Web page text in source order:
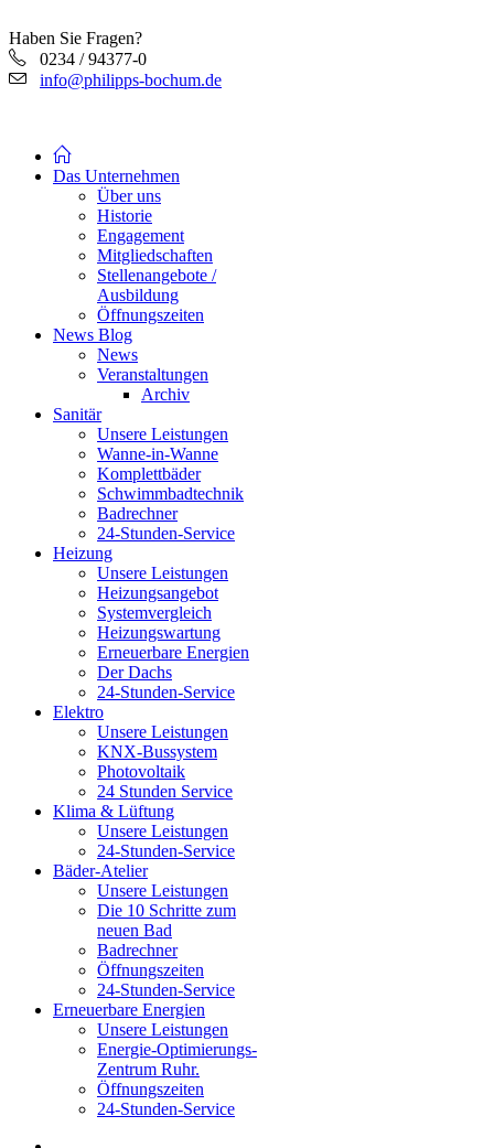
Haben Sie Fragen?
0234 / 94377-0
info@philipps-bochum.de
Das Unternehmen
Über uns
Historie
Engagement
Mitgliedschaften
Stellenangebote /
Ausbildung
Öffnungszeiten
News Blog
News
Veranstaltungen
Archiv
Sanitär
Unsere Leistungen
Wanne-in-Wanne
Komplettbäder
Schwimmbadtechnik
Badrechner
24-Stunden-Service
Heizung
Unsere Leistungen
Heizungsangebot
Systemvergleich
Heizungswartung
Erneuerbare Energien
Der Dachs
24-Stunden-Service
Elektro
Unsere Leistungen
KNX-Bussystem
Photovoltaik
24 Stunden Service
Klima & Lüftung
Unsere Leistungen
24-Stunden-Service
Bäder-Atelier
Unsere Leistungen
Die 10 Schritte zum
neuen Bad
Badrechner
Öffnungszeiten
24-Stunden-Service
Erneuerbare Energien
Unsere Leistungen
Energie-Optimierungs-
Zentrum Ruhr.
Öffnungszeiten
24-Stunden-Service